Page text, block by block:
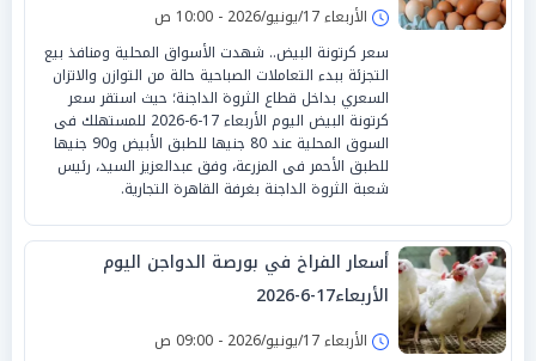
الأربعاء 17/يونيو/2026 - 10:00 ص
سعر كرتونة البيض.. شهدت الأسواق المحلية ومنافذ بيع
التجزئة ببدء التعاملات الصباحية حالة من التوازن والاتزان
السعري بداخل قطاع الثروة الداجنة؛ حيث استقر سعر
كرتونة البيض اليوم الأربعاء 17-6-2026 للمستهلك فى
السوق المحلية عند 80 جنيها للطبق الأبيض و90 جنيها
للطبق الأحمر فى المزرعة، وفق عبدالعزيز السيد، رئيس
شعبة الثروة الداجنة بغرفة القاهرة التجارية.
أسعار الفراخ في بورصة الدواجن اليوم
الأربعاء17-6-2026
الأربعاء 17/يونيو/2026 - 09:00 ص